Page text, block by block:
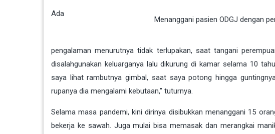
Menanggani pasien ODGJ dengan
Ada
pengalaman menurutnya tidak terlupakan, saat tangani
disalahgunakan keluarganya lalu dikurung di kamar selama 10
saya lihat rambutnya gimbal, saat saya potong hingga
rupanya dia mengalami kebutaan,” tuturnya.
Selama masa pandemi, kini dirinya disibukkan menanggani 15
bekerja ke sawah. Juga mulai bisa memasak dan merangkai